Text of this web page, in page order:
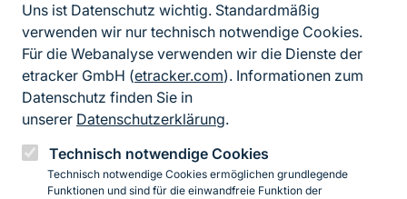
Uns ist Datenschutz wichtig. Standardmäßig
verwenden wir nur technisch notwendige Cookies.
Für die Webanalyse verwenden wir die Dienste der
etracker GmbH (etracker.com). Informationen zum
Datenschutz finden Sie in
unserer Datenschutzerklärung.
Technisch notwendige Cookies
Technisch notwendige Cookies ermöglichen grundlegende
Funktionen und sind für die einwandfreie Funktion der
FußzeileKontakt zum BfN
Kontaktformular
Erklärung zur Barrierefreiheit
Impressum
Datenschutz